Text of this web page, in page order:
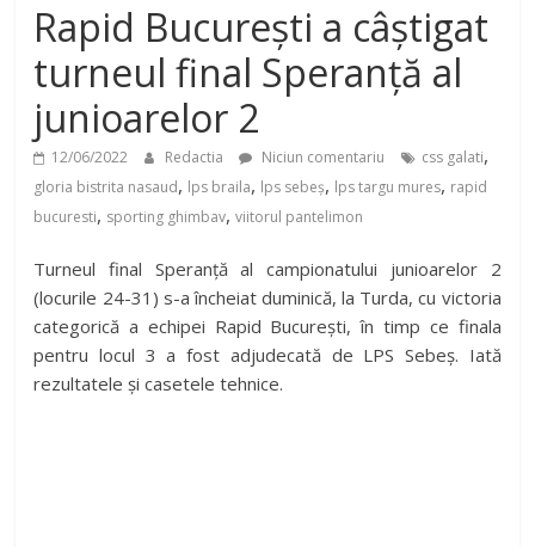
Rapid București a câștigat
turneul final Speranță al
junioarelor 2
12/06/2022 Redactia Niciun comentariu css galati,
gloria bistrita nasaud, lps braila, lps sebeș, lps targu mures, rapid
bucuresti, sporting ghimbav,viitorul pantelimon
Turneul final Speranță al campionatului junioarelor 2
(locurile 24-31) s-a încheiat duminică, la Turda, cu victoria
categorică a echipei Rapid București, în timp ce finala
pentru locul 3 a fost adjudecată de LPS Sebeș. Iată
rezultatele și casetele tehnice.